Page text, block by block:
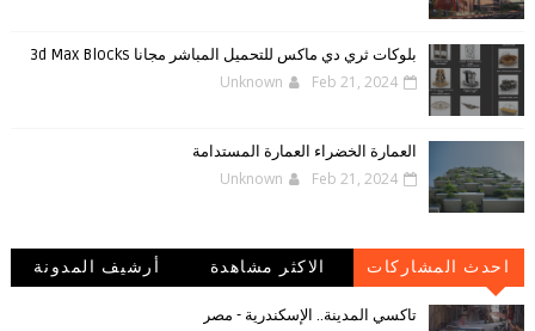
بلوكات ثري دي ماكس للتحميل المباشر مجانا 3d Max Blocks
Unknown Feb 21, 2024
العمارة الخضراء العمارة المستدامة
Unknown Feb 21, 2024
احدث المشاركات الاكثر مشاهدة
أرشيف المدونة
تاكسي المدينة.. الإسكندرية - مصر